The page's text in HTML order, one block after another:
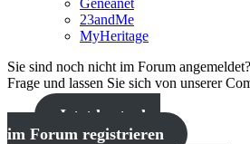
Geneanet
23andMe
MyHeritage
Sie sind noch nicht im Forum
Frage und lassen Sie sich von unserer
Jetzt kostenlos
im Forum registrieren